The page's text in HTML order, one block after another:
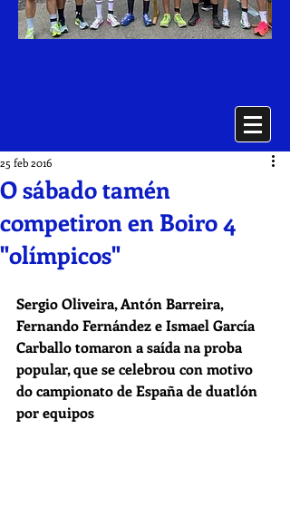
O sábado tamén
competiron en Boiro 4
"olímpicos"
25 feb 2016
Sergio Oliveira, Antón Barreira,
Fernando Fernández e Ismael García
Carballo tomaron a saída na proba
popular, que se celebrou con motivo
do campionato de España de duatlón
por equipos